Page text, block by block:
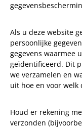
Als u deze website
persoonlijke
gegevens waarmee
geïdentificeerd. Dit
we verzamelen en
uit hoe en voor
Houd er rekening
verzonden